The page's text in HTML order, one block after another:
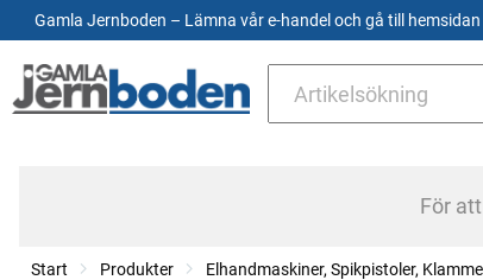
Gamla Jernboden – Lämna vår e-handel och gå till
För
Start Produkter Elhandmaskiner, Spikpistoler,